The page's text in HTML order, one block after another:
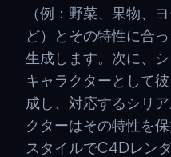
（例：野菜、果物、
ど）とその特性に合
生成します。次に、
キャラクターとして
成し、対応するシリ
クターはその特性を
スタイルでC4Dレン